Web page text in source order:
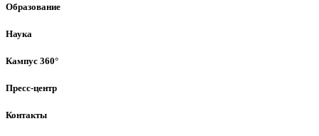
Образование
Наука
Кампус 360°
Пресс-центр
Контакты